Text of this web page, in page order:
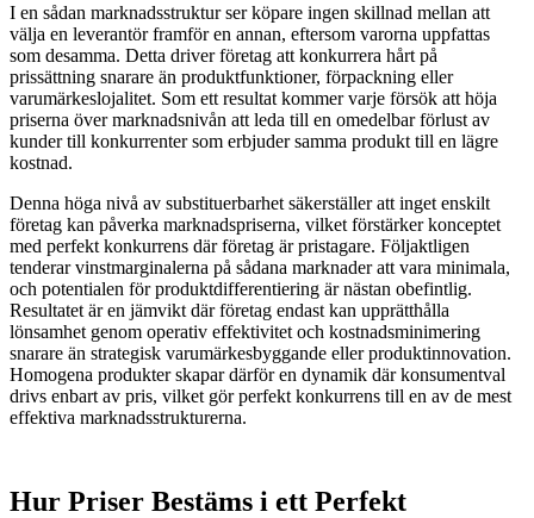
I en sådan marknadsstruktur ser köpare ingen skillnad mellan att
välja en leverantör framför en annan, eftersom varorna uppfattas
som desamma. Detta driver företag att konkurrera hårt på
prissättning snarare än produktfunktioner, förpackning eller
varumärkeslojalitet. Som ett resultat kommer varje försök att höja
priserna över marknadsnivån att leda till en omedelbar förlust av
kunder till konkurrenter som erbjuder samma produkt till en lägre
kostnad.
Denna höga nivå av substituerbarhet säkerställer att inget enskilt
företag kan påverka marknadspriserna, vilket förstärker konceptet
med perfekt konkurrens där företag är pristagare. Följaktligen
tenderar vinstmarginalerna på sådana marknader att vara minimala,
och potentialen för produktdifferentiering är nästan obefintlig.
Resultatet är en jämvikt där företag endast kan upprätthålla
lönsamhet genom operativ effektivitet och kostnadsminimering
snarare än strategisk varumärkesbyggande eller produktinnovation.
Homogena produkter skapar därför en dynamik där konsumentval
drivs enbart av pris, vilket gör perfekt konkurrens till en av de mest
effektiva marknadsstrukturerna.
Hur Priser Bestäms i ett Perfekt